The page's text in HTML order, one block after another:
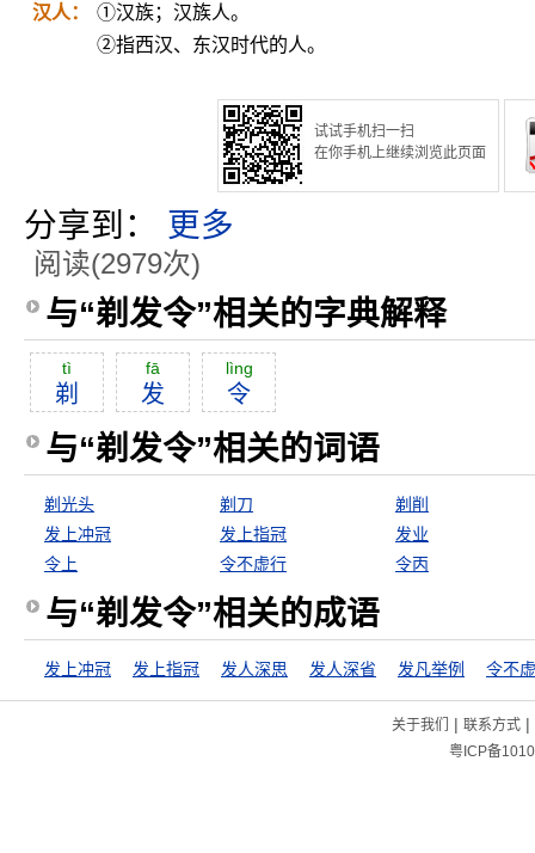
汉人：
①汉族；汉族人。
②指西汉、东汉时代的人。
试试手机扫一扫
在你手机上继续浏览此页面
分享到： 更多
阅读(2979次)
与“剃发令”相关的字典解释
tì
剃
fā
发
lìng
令
与“剃发令”相关的词语
剃光头 剃刀
剃削
发上冲冠
发上指冠
发业
令上
令不虚行 令丙
与“剃发令”相关的成语
发上冲冠 发上指冠 发人深思 发人深省 发凡举例 令不
关于我们 | 联系方式|
粤ICP备